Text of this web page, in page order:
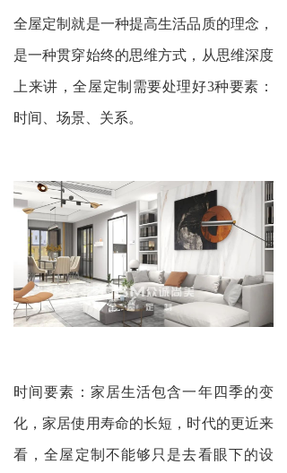
全屋定制 就是一种提高生活品质的理念，
是一种贯穿始终的思维方式，从思维深度
上来讲，全屋定制需要处理好3种要素：
时间、场景、关系。
时间要素：家居生活包含一年四季的变
化，家居使用寿命的长短，时代的更近来
看，全屋定制不能够只是去看眼下的设